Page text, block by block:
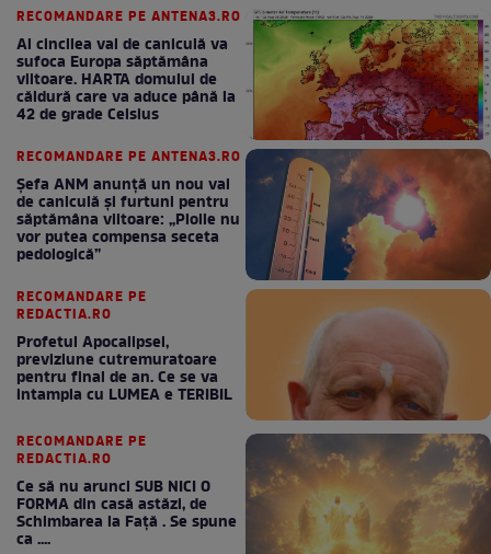
RECOMANDARE PE ANTENA3.RO
Al cincilea val de caniculă va
sufoca Europa săptămâna
viitoare. HARTA domului de
căldură care va aduce până la
42 de grade Celsius
RECOMANDARE PE ANTENA3.RO
Șefa ANM anunță un nou val
de caniculă și furtuni pentru
săptămâna viitoare: „Ploile nu
vor putea compensa seceta
pedologică”
RECOMANDARE PE
REDACTIA.RO
Profetul Apocalipsei,
previziune cutremuratoare
pentru final de an. Ce se va
intampla cu LUMEA e TERIBIL
RECOMANDARE PE
REDACTIA.RO
Ce să nu arunci SUB NICI O
FORMA din casă astăzi, de
Schimbarea la Față . Se spune
ca ....